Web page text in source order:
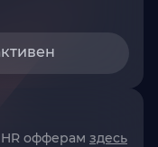
офферам здесь